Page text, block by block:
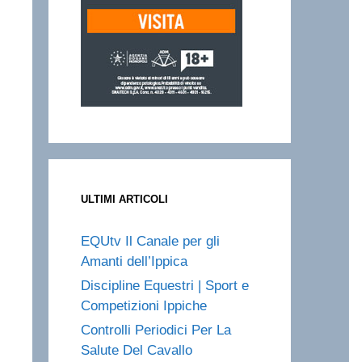
ULTIMI ARTICOLI
EQUtv Il Canale per gli
Amanti dell’Ippica
Discipline Equestri | Sport e
Competizioni Ippiche
Controlli Periodici Per La
Salute Del Cavallo